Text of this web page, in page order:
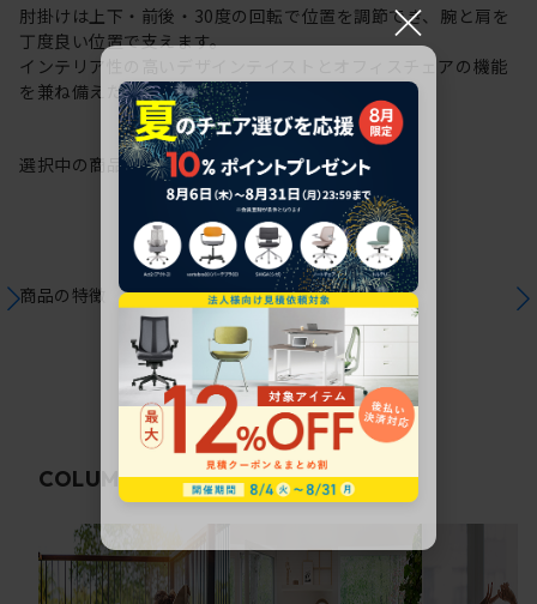
肘掛けは上下・前後・30度の回転で位置を調節でき、腕と肩を
丁度良い位置で支えます。
インテリア性の高いデザインテイストとオフィスチェアの機能
を兼ね備えた在宅ワークにも最適なチェアです。
選択中の商品情報保証注意事項
商品の特徴
COLUMN関連コラム
×